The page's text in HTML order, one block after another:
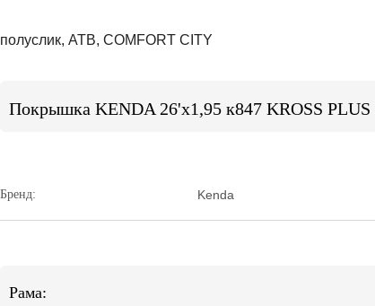
полуслик, АТВ, COMFORT CITY
Покрышка KENDA 26'х1,95 к847 KROSS PLUS
Бренд: Kenda
Рама: